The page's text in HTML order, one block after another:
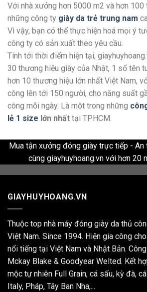
Với nhà xưởng hơn 5000 m2 và hơn 100
những công ty giày da trẻ trung nam
Vì vậy, bạn có thể thực hiện hoá mọi ý
công ty có sản xuất theo yêu cầu.
Tính tới thời điểm hiện tại,
30 thương hiệu giày của Nhật, 1 số tên
hơn 10 thương hiệu lớn nhất Việt Nam,
công lên tới 150 người, cho năng suất
công mỗi ngày. Là một trong những
lẻ 1 size lớn nhất tại TPHCM.
Mua tận xưởng đóng giày trực tiếp - An
cùng giayhuyhoang.vn với hơn 20
GIAYHUYHOANG.VN
Thuộc top nhà máy đóng giày da thủ
Việt Nam. Since 1994. Hiện gia công
nổi tiếng tại Việt Nam và Nhật Bản.
Mckay Blake & Goodyear Welted. Kết
mộc tự nhiên Full Grain, cá sấu, kỳ đà,
Italy, Pháp, Tây Ban Nha,...